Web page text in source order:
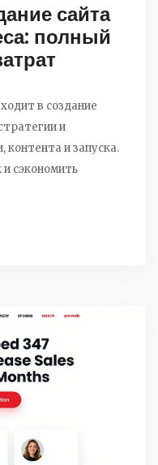
сайта
полный
в создание
и
контента и запуска.
сэкономить